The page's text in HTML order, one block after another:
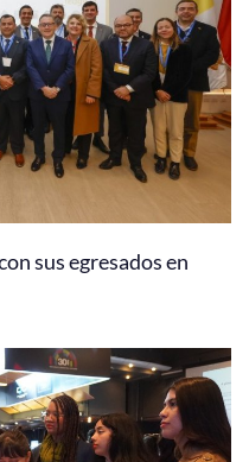
sus egresados en